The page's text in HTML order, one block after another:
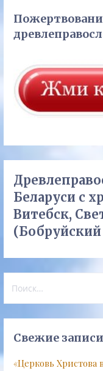
Беларуси с
Витебск,
Свежие записи
«Церковь Христова